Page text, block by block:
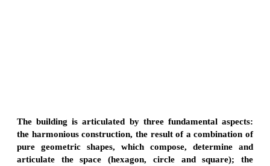
The building is articulated by three fundamental aspects:
the harmonious construction, the result of a combination of
pure geometric shapes, which compose, determine and
articulate the space (hexagon, circle and square); the